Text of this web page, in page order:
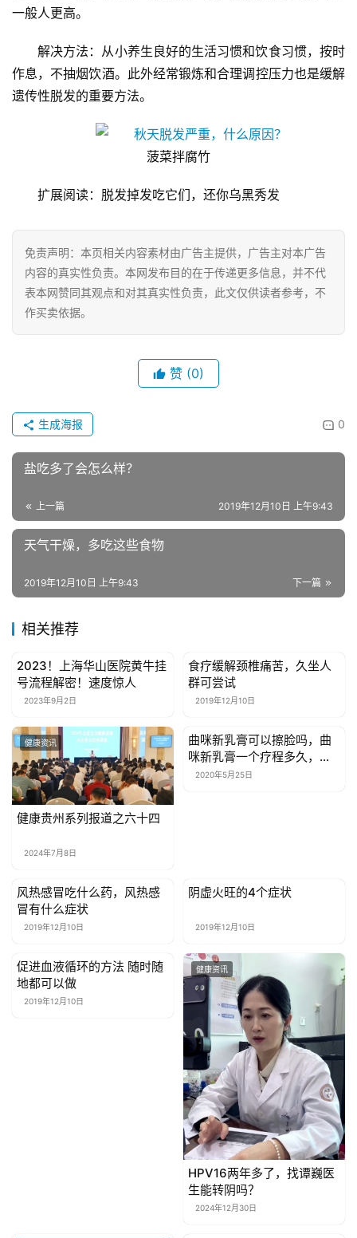
科
技
互
联
网
娱
房
产
家
具
母
婴
亲
性
尚
康
资
讯
关
我
联
们
一般人更高。
解决方法：从小养生良好的生活习惯和饮食习惯，按时
作息，不抽烟饮酒。此外经常锻炼和合理调控压力也是缓解
遗传性脱发的重要方法。
菠菜拌腐竹
扩展阅读：脱发掉发吃它们，还你乌黑秀发
免责声明：本页相关内容素材由广告主提供，广告主对本广告
内容的真实性负责。本网发布目的在于传递更多信息，并不代
表本网赞同其观点和对其真实性负责，此文仅供读者参考，不
作买卖依据。
赞 (0)
0
生成海报
盐吃多了会怎么样？
上一篇 2019年12月10日 上午9:43
天气干燥，多吃这些食物
下一篇
2019年12月10日 上午9:43
相关推荐
健康资讯
2023！上海华山医院黄牛挂
号流程解密！速度惊人
2023年9月2日
健康资讯
食疗缓解颈椎痛苦，久坐人
群可尝试
2019年12月10日
健康资讯
健康贵州系列报道之六十四
2024年7月8日
健康资讯
曲咪新乳膏可以擦脸吗，曲
咪新乳膏一个疗程多久，用
药须知！
2020年5月25日
健康资讯
风热感冒吃什么药，风热感
冒有什么症状
2019年12月10日
健康资讯
阴虚火旺的4个症状
2019年12月10日
健康资讯
促进血液循环的方法 随时随
地都可以做
2019年12月10日
健康资讯
HPV16两年多了，找谭巍医
生能转阴吗？
2024年12月30日